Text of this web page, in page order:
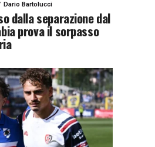
Dario Bartolucci
dalla separazione dal
prova il sorpasso